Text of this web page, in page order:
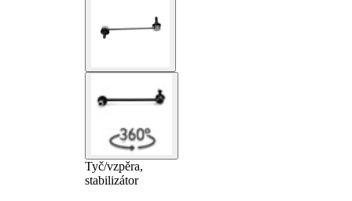
Tyč/vzpěra,
stabilizátor